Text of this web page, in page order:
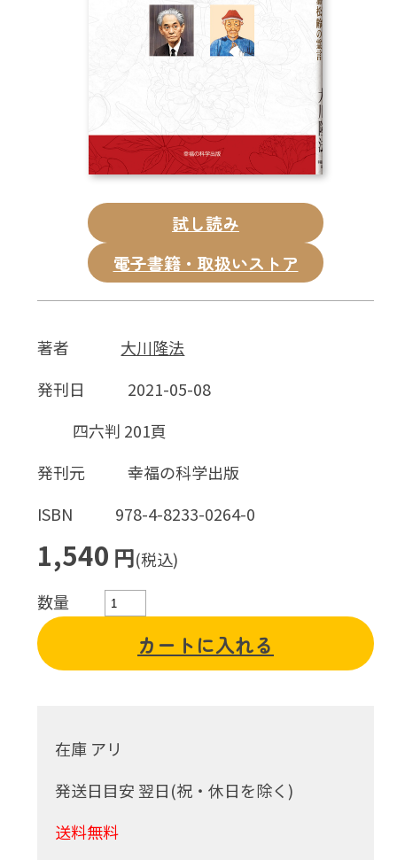
試し読み
電子書籍・取扱いストア
著者
大川隆法
発刊日
2021-05-08
四六判 201頁
発刊元
幸福の科学出版
ISBN
978-4-8233-0264-0
1,540 円(税込)
数量
カートに入れる
在庫 アリ
発送日目安 翌日(祝・休日を除く)
送料無料